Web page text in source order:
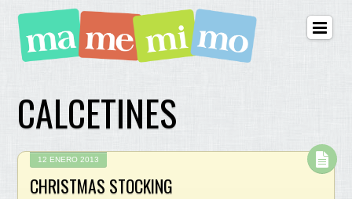
CALCETINES
12 ENERO 2013
CHRISTMAS STOCKING